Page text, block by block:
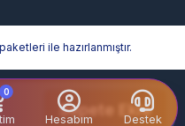
Sepete Ekle
0
Hesabım Destek
ile hazırlanmıştır.